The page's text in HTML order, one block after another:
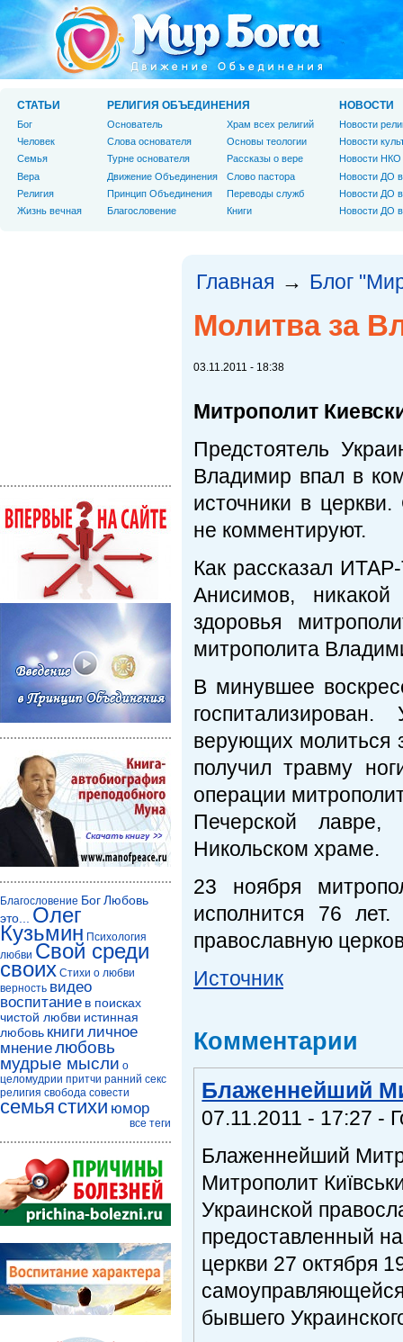
Главная → Блог
Молитва за
03.11.2011 - 18:38
Митрополит
Предстоятель
Владимир впал в
источники в
не комментируют.
Как рассказал
Анисимов,
здоровья
митрополита
В минувшее
верующих молиться
получил травму
операции
Печерской
Никольском храме.
23 ноября
исполнится 76
православную
Источник
Комментарии
Блаженнейший
07.11.2011 - 17:27 -
Блаженнейший
Митрополит
Украинской
предоставленный
церкви 27 октября
бывшего
СТАТЬИ
Бог
Человек
Cемья
Вера
Религия
Жизнь вечная
РЕЛИГИЯ ОБЪЕДИНЕНИЯ
Основатель
Слова основателя
Турне основателя
Движение Объединения
Принцип Объединения
Благословение
Храм всех религий
Основы теологии
Рассказы о вере
Слово пастора
Переводы служб
Книги
НОВОСТИ
Новости
Новости
Новости НКО
Новости ДО
Новости ДО
Новости ДО
Благословение БогЛюбовь
это...
Олег
Кузьмин Психология
любви Свой среди
своих Стихи о любви
верность видео
воспитание в поисках
чистой любви истинная
любовь книги личное
мнениелюбовь
мудрые мысли о
целомудрии притчи ранний секс
религия свобода совести
семья стихи юмор
все теги